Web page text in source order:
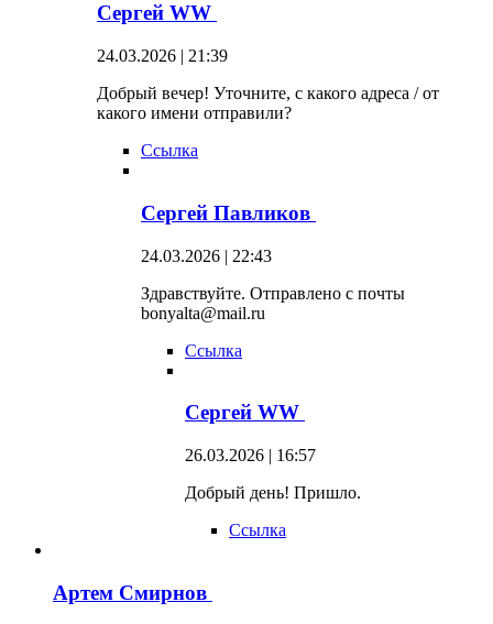
Сергей WW
24.03.2026 | 21:39
Добрый вечер! Уточните, с какого адреса / от
какого имени отправили?
Ссылка
Сергей Павликов
24.03.2026 | 22:43
Здравствуйте. Отправлено с почты
bonyalta@mail.ru
Ссылка
Сергей WW
26.03.2026 | 16:57
Добрый день! Пришло.
Ссылка
Артем Смирнов